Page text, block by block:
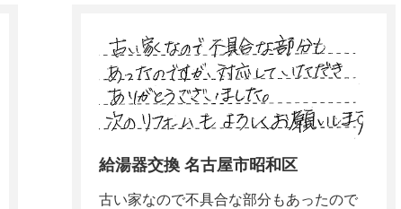
給湯器交換 名古屋市昭和区
古い家なので不具合な部分もあったので